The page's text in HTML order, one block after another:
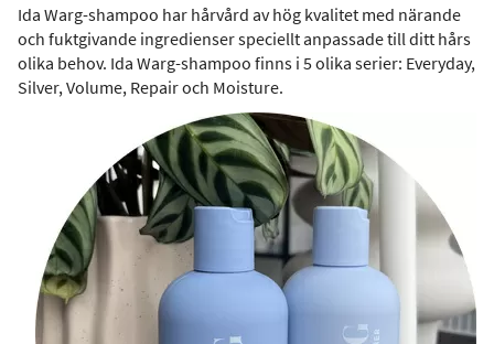
Ida Warg-shampoo har hårvård av hög kvalitet med närande
och fuktgivande ingredienser speciellt anpassade till ditt hårs
olika behov. Ida Warg-shampoo finns i 5 olika serier: Everyday,
Silver, Volume, Repair och Moisture.